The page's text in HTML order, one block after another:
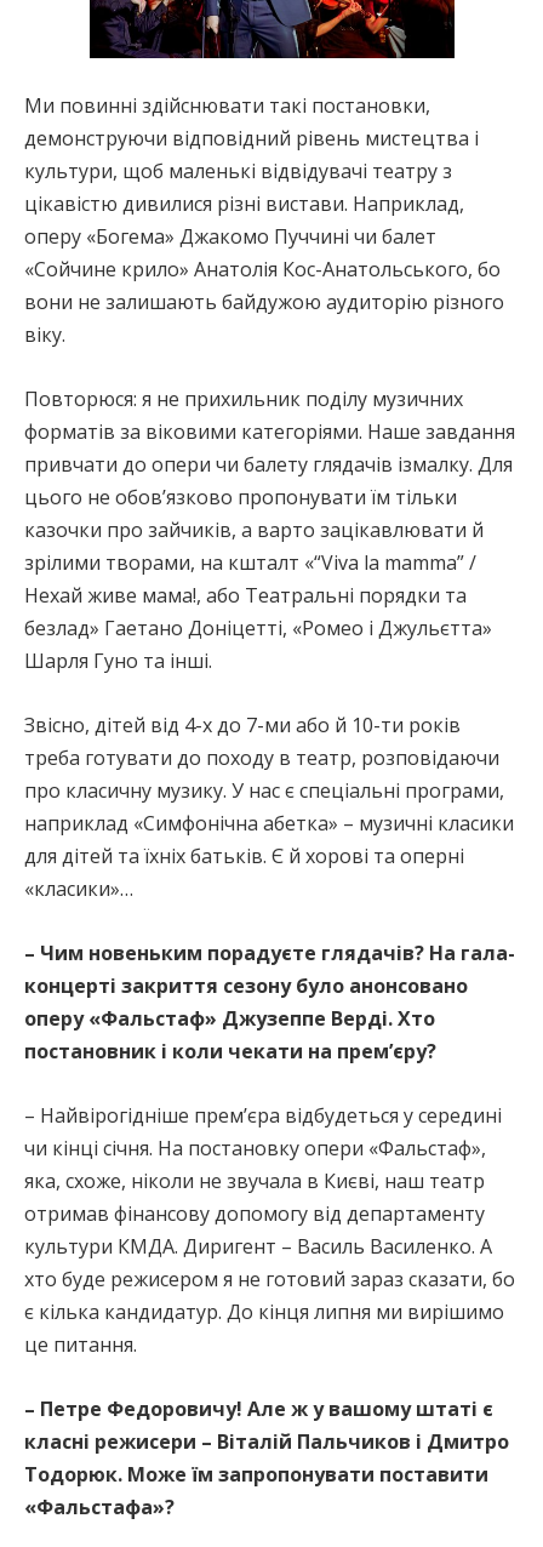
Ми повинні здійснювати такі постановки,
демонструючи відповідний рівень мистецтва і
культури, щоб маленькі відвідувачі театру з
цікавістю дивилися різні вистави. Наприклад,
оперу «Богема» Джакомо Пуччині чи балет
«Сойчине крило» Анатолія Кос-Анатольського, бо
вони не залишають байдужою аудиторію різного
віку.
Повторюся: я не прихильник поділу музичних
форматів за віковими категоріями. Наше завдання
привчати до опери чи балету глядачів ізмалку. Для
цього не обов’язково пропонувати їм тільки
казочки про зайчиків, а варто зацікавлювати й
зрілими творами, на кшталт «“Viva la mamma” /
Нехай живе мама!, або Театральні порядки та
безлад» Гаетано Доніцетті, «Ромео і Джульєтта»
Шарля Гуно та інші.
Звісно, дітей від 4-х до 7-ми або й 10-ти років
треба готувати до походу в театр, розповідаючи
про класичну музику. У нас є спеціальні програми,
наприклад «Симфонічна абетка» – музичні класики
для дітей та їхніх батьків. Є й хорові та оперні
«класики»…
– Чим новеньким порадуєте глядачів? На гала-
концерті закриття сезону було анонсовано
оперу «Фальстаф» Джузеппе Верді. Хто
постановник і коли чекати на прем’єру?
– Найвірогідніше прем’єра відбудеться у середині
чи кінці січня. На постановку опери «Фальстаф»,
яка, схоже, ніколи не звучала в Києві, наш театр
отримав фінансову допомогу від департаменту
культури КМДА. Диригент – Василь Василенко. А
хто буде режисером я не готовий зараз сказати, бо
є кілька кандидатур. До кінця липня ми вирішимо
це питання.
– Петре Федоровичу! Але ж у вашому штаті є
класні режисери – Віталій Пальчиков і Дмитро
Тодорюк. Може їм запропонувати поставити
«Фальстафа»?